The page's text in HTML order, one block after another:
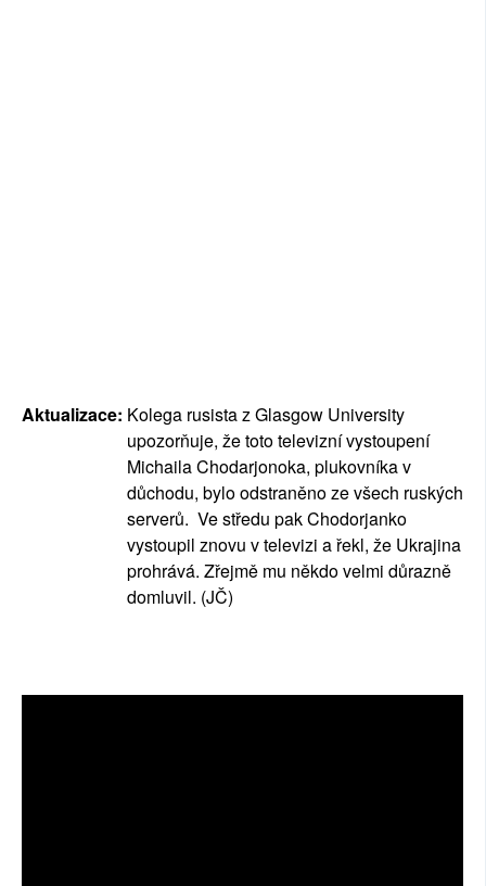
Aktualizace: Kolega rusista z Glasgow University
upozorňuje, že toto televizní vystoupení
Michaila Chodarjonoka, plukovníka v
důchodu, bylo odstraněno ze všech ruských
serverů. Ve středu pak Chodorjanko
vystoupil znovu v televizi a řekl, že Ukrajina
prohrává. Zřejmě mu někdo velmi důrazně
domluvil. (JČ)